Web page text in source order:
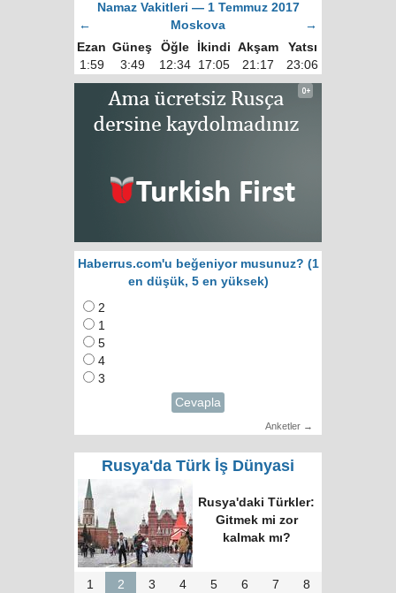
Namaz Vakitleri — 1 Temmuz 2017
←
Moskova
→
Ezan Güneş Öğle İkindi Akşam
Yatsı
1:59
3:49 12:34 17:05 21:17 23:06
Haberrus.com'u beğeniyor musunuz? (1
en düşük, 5 en yüksek)
2
1
5
4
3
Cevapla
Anketler →
Rusya'da Türk İş Dünyasi
RUTID üyeleri ve
Putin’in temsilcisi
Moskova’da bir
araya geldi
1 2 3 4 5 6 7 8